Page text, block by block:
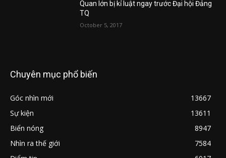
Quan lớn bị kỉ luật ngay trước Đại hội Đảng
TQ
October 5, 2017
Chuyên mục phổ biến
Góc nhìn mới
13667
Sự kiện
13611
Biển nóng
8947
Nhìn ra thế giới
7584